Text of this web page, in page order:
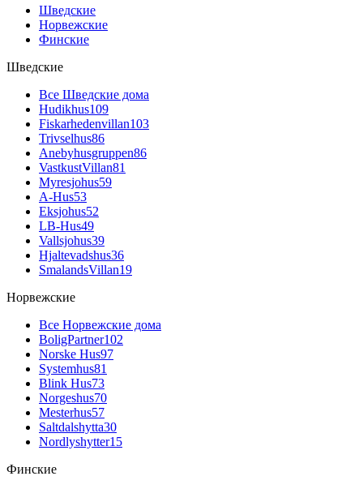
Шведские
Норвежские
Финские
Шведские
Все Шведские дома
Hudikhus109
Fiskarhedenvillan103
Trivselhus86
Anebyhusgruppen86
VastkustVillan81
Myresjohus59
A-Hus53
Eksjohus52
LB-Hus49
Vallsjohus39
Hjaltevadshus36
SmalandsVillan19
Норвежские
Все Норвежские дома
BoligPartner102
Norske Hus97
Systemhus81
Blink Hus73
Norgeshus70
Mesterhus57
Saltdalshytta30
Nordlyshytter15
Финские